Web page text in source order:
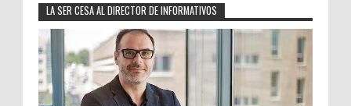
LA SER CESA AL DIRECTOR DE INFORMATIVOS